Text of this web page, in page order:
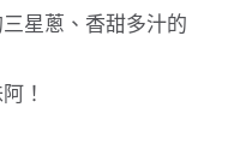
星蔥、香甜多汁的
！